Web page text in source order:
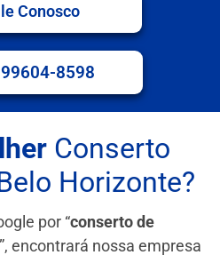
Conosco
8598
Conserto
Horizonte?
por “conserto de
”, encontrará nossa empresa